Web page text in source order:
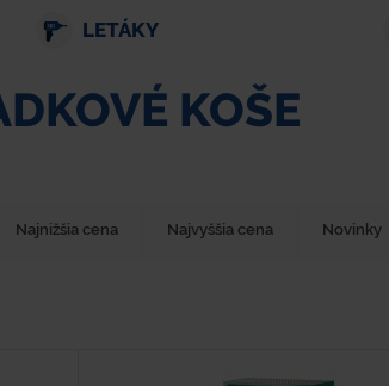
LETÁKY
KOŠE
Najnižšia cena Najvyššia cena Novinky